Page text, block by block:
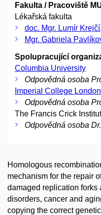
Fakulta / Pracoviště
Lékařská fakulta
doc. Mgr. Lumír
Mgr. Gabriela
Spolupracující
Columbia University
Odpovědná osoba
Imperial College London
Odpovědná osoba
The Francis Crick
Odpovědná osoba
Homologous
mechanism for the repair
damaged replication
disorders, cancer and
copying the correct